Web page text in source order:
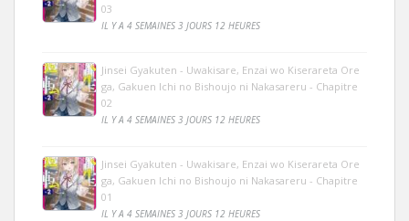
03
IL Y A 4 SEMAINES 3 JOURS 12 HEURES
Jinsei Gyakuten - Uwakisare, Enzai wo Kiserareta Ore
ga, Gakuen Ichi no Bishoujo ni Nakasareru - Chapitre
02
IL Y A 4 SEMAINES 3 JOURS 12 HEURES
Jinsei Gyakuten - Uwakisare, Enzai wo Kiserareta Ore
ga, Gakuen Ichi no Bishoujo ni Nakasareru - Chapitre
01
IL Y A 4 SEMAINES 3 JOURS 12 HEURES